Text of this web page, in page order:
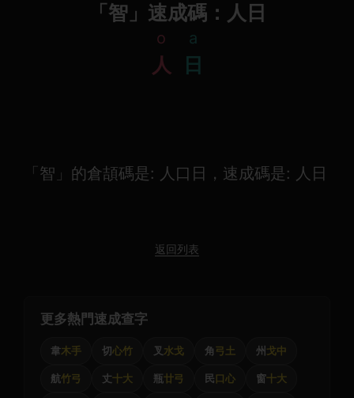
「智」速成碼：人日
o
人
a
日
「智」的倉頡碼是: 人口日，速成碼是: 人日
返回列表
更多熱門速成查字
韋木手 切心竹 叉 水戈 角弓土 州 戈中
航竹弓 丈十大 瓶廿弓 民口心 窗十大